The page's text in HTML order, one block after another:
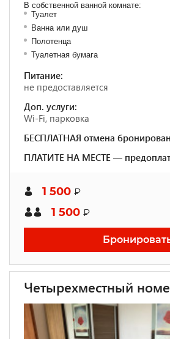
В собственной ванной комнате:
Туалет
Ванна или душ
Полотенца
Туалетная бумага
Питание:
не предоставляется
Доп. услуги:
Wi-Fi, парковка
БЕСПЛАТНАЯ отмена
ПЛАТИТЕ НА МЕСТЕ —
1 500 ₽
1 500 ₽
Четырехместный